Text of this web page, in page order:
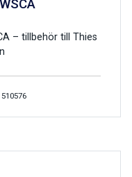
– tillbehör till Thies